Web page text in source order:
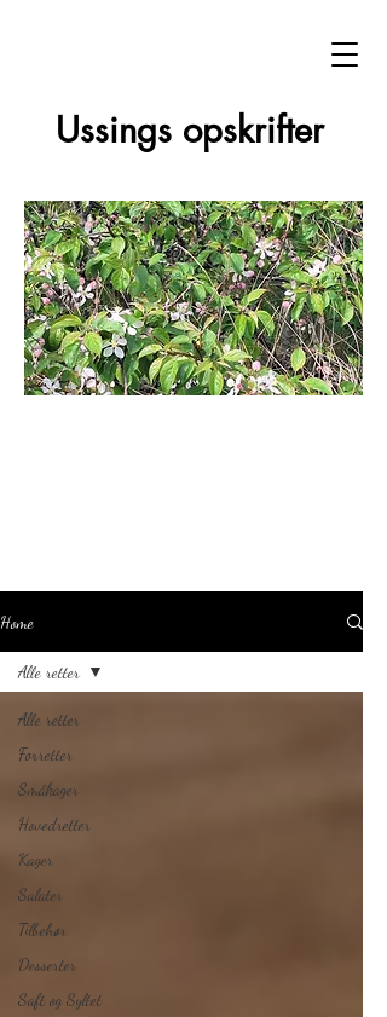
Ussings opskrifter
Home
Alle retter
Forretter
Småkager
Hovedretter
Kager
Salater
Tilbehør
Desserter
Saft og Syltet
Alle retter